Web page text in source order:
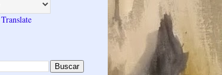
Translate